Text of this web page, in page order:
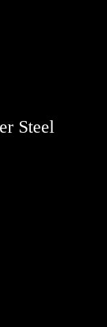
Steel